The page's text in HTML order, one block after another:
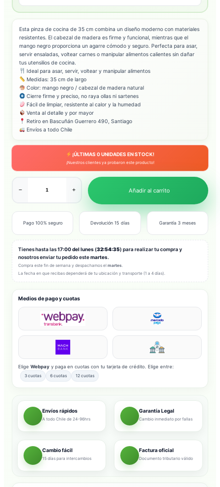
Esta pinza de cocina de 35 cm combina un diseño moderno con materiales
resistentes. El cabezal de madera es firme y funcional, mientras que el
mango negro proporciona un agarre cómodo y seguro. Perfecta para asar,
servir ensaladas, voltear carnes o manipular alimentos calientes sin dañar
tus utensilios de cocina.
Ideal para asar, servir, voltear y manipular alimentos
Medidas: 35 cm de largo
Color: mango negro / cabezal de madera natural
Cierre firme y preciso, no raya ollas ni sartenes
Fácil de limpiar, resistente al calor y la humedad
Venta al detalle y por mayor
Retiro en Bascuñán Guerrero 490, Santiago
Envíos a todo Chile
¡ÚLTIMAS0UNIDADES EN STOCK!
¡Nuestros clientes ya probaron este producto!
− + Añadir al carrito
Pago 100% seguro Devolución 15 días Garantía 3 meses
Tienes hasta las17:00 del lunes (32:54:33) para realizar tu compra y
nosotros enviar tu pedido estemartes.
Compra este fin de semana y despachamos el martes
La fecha en que recibas dependerá de tu ubicación y transporte (1 a 4 días).
Medios de pago y cuotas
Elige Webpay y paga en cuotas con tu tarjeta de crédito. Elige entre:
3 cuotas 6 cuotas 12 cuotas
Envíos rápidos
A todo Chile de 24-96hrs
Garantía Legal
Cambio inmediato por fallas
Cambio fácil
15 días para intercambios
Factura oficial
Documento tributario válido